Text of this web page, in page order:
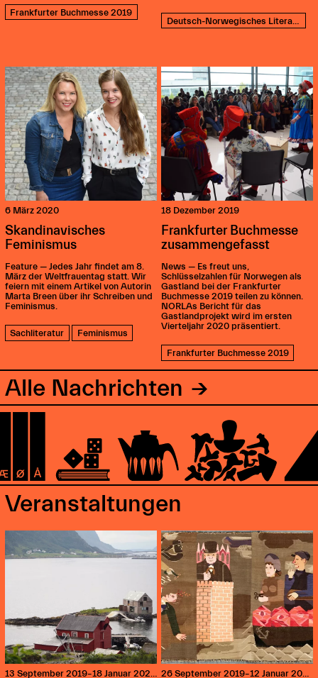
Frankfurter Buchmesse 2019
Deutsch-Norwegisches Literaturfestival
6 März 2020
Skandinavisches
Feminismus
Feature — Jedes Jahr findet am 8.
März der Weltfrauentag statt. Wir
feiern mit einem Artikel von Autorin
Marta Breen über ihr Schreiben und
Feminismus.
Sachliteratur Feminismus
18 Dezember 2019
Frankfurter Buchmesse
zusammengefasst
News — Es freut uns,
Schlüsselzahlen für Norwegen als
Gastland bei der Frankfurter
Buchmesse 2019 teilen zu können.
NORLAs Bericht für das
Gastlandprojekt wird im ersten
Vierteljahr 2020 präsentiert.
Frankfurter Buchmesse 2019
Alle Nachrichten
Veranstaltungen
13 September 2019–18 Januar 202022:00–23:00 26 September 2019–12 Januar 2020